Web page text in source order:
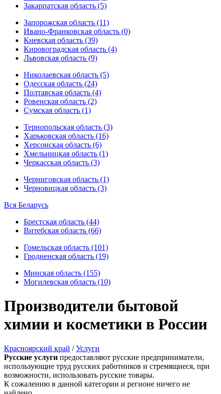
Закарпатская область (5)
Запорожская область (11)
Ивано-Франковская область (0)
Киевская область (39)
Кировоградская область (4)
Львовская область (9)
Николаевская область (5)
Одесская область (24)
Полтавская область (4)
Ровенская область (2)
Сумская область (1)
Тернопольская область (3)
Харьковская область (16)
Херсонская область (6)
Хмельницкая область (1)
Черкасская область (3)
Черниговская область (1)
Черновицкая область (3)
Вся Беларусь
Брестская область (44)
Витебская область (66)
Гомельская область (101)
Гродненская область (19)
Минская область (155)
Могилевская область (10)
Производители бытовой
химии и косметики в России
Красноярский край /Услуги
Русские услуги предоставляют русские предприниматели,
использующие труд русских работников и стремящиеся, при
возможности, использовать русские товары.
К сожалению в данной категории и регионе ничего не